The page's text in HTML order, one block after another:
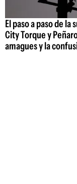
El paso a paso de
City Torque y
amagues y la